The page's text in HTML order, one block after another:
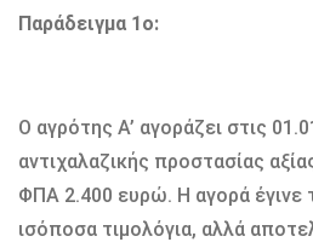
Παράδειγµα 1ο:
Ο αγρότης Α’ αγοράζει στις
αντιχαλαζικής προστασίας
ΦΠΑ 2.400 ευρώ. Η αγορά έγινε
ισόποσα τιµολόγια, αλλά